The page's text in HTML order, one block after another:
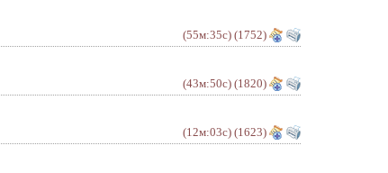
(55м:35с) (1752)
(43м:50с) (1820)
(12м:03с) (1623)